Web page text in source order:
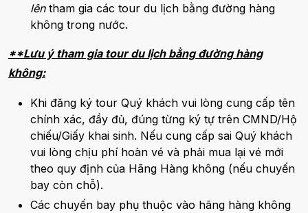
lêntham gia các tour du lịch bằng đường hàng
không trong nước.
**Lưu ý tham gia tour du lịch bằng đường hàng
không:
Khi đăng ký tour Quý khách vui lòng cung cấp tên
chính xác, đầy đủ, đúng từng ký tự trên CMND/Hộ
chiếu/Giấy khai sinh. Nếu cung cấp sai Quý khách
vui lòng chịu phí hoàn vé và phải mua lại vé mới
theo quy định của Hãng Hàng không (nếu chuyến
bay còn chỗ).
Các chuyến bay phụ thuộc vào hãng hàng không